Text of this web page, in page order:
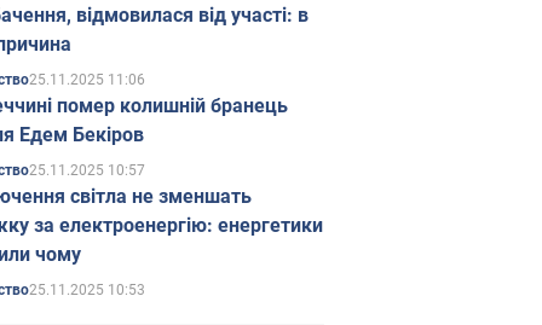
відмовилася від участі: в
25.11.2025 11:06
помер колишній бранець
Едем Бекіров
25.11.2025 10:57
світла не зменшать
за електроенергію: енергетики
чому
25.11.2025 10:53